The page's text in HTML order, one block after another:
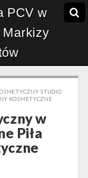
PCV w
Markizy
STUDIO
KOSMETYCZNE
w
Piła